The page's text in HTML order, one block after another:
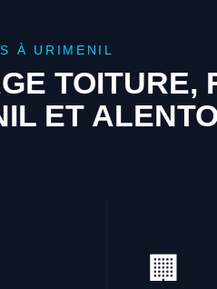
À URIMENIL
ET
🏢